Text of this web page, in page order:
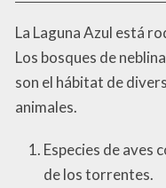
La Laguna Azul está
Los bosques de
son el hábitat de
animales.
Especies de aves
de los torrentes.